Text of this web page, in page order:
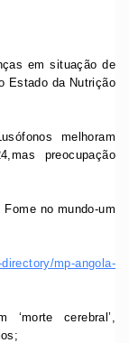
em situação de
Estado da Nutrição
melhoram
preocupação
no mundo-um
mp-angola-
cerebral’,